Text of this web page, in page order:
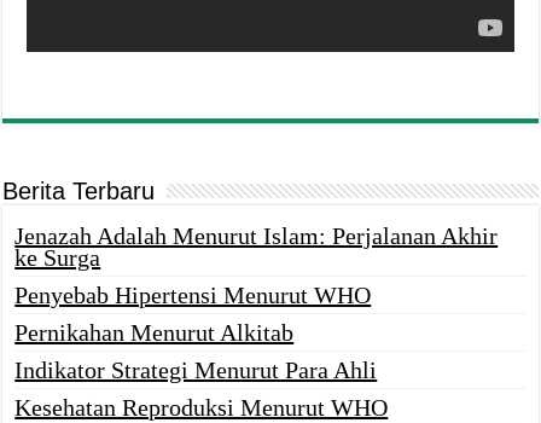
Berita Terbaru
Jenazah Adalah Menurut Islam: Perjalanan Akhir
ke Surga
Penyebab Hipertensi Menurut WHO
Pernikahan Menurut Alkitab
Indikator Strategi Menurut Para Ahli
Kesehatan Reproduksi Menurut WHO